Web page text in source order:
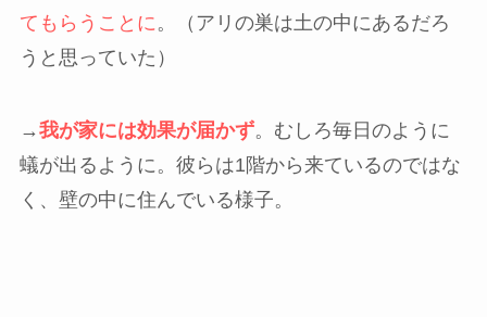
てもらうことに 。（アリの巣は土の中にあるだろ
うと思っていた）
→我が家には効果が届かず。むしろ毎日のように
蟻が出るように。彼らは1階から来ているのではな
く、壁の中に住んでいる様子。